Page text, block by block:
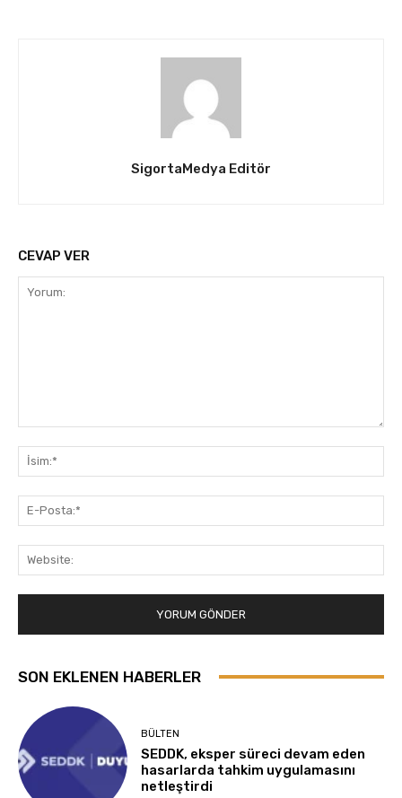
SigortaMedya Editör
CEVAP VER
SON EKLENEN HABERLER
BÜLTEN
SEDDK, eksper süreci devam eden
hasarlarda tahkim uygulamasını
netleştirdi